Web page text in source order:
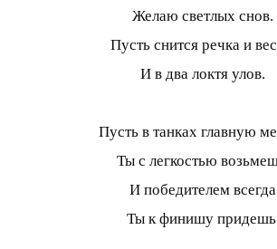
Желаю светлых снов.
Пусть снится речка и
И в два локтя улов.
Пусть в танках главную
Ты с легкостью
И победителем всегда
Ты к финишу